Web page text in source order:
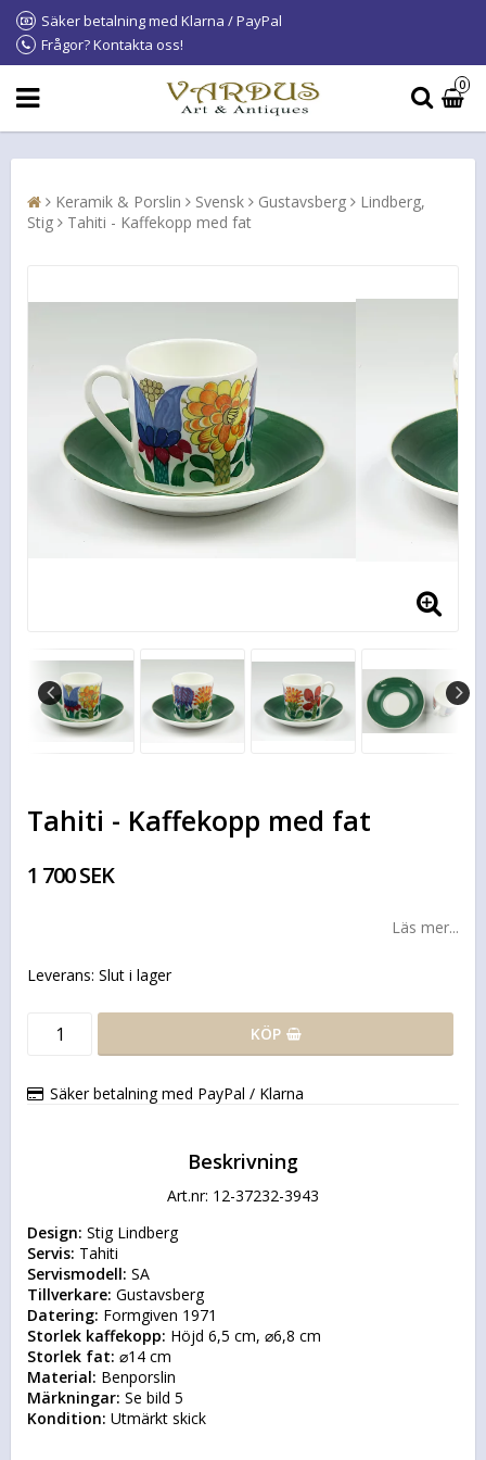
Säker betalning med Klarna / PayPal
Frågor? Kontakta oss!
0
Keramik & Porslin Svensk Gustavsberg
Lindberg,
Stig
Tahiti - Kaffekopp med fat
Tahiti - Kaffekopp med fat
1 700 SEK
Läs mer...
Leverans: Slut i lager
KÖP
Säker betalning med PayPal / Klarna
Beskrivning
Art.nr: 12-37232-3943
Design:
Servis:
Servismodell:
Tillverkare:
Datering:
Storlek kaffekopp:
Storlek fat:
Material:
Märkningar:
Kondition: Utmärkt skick